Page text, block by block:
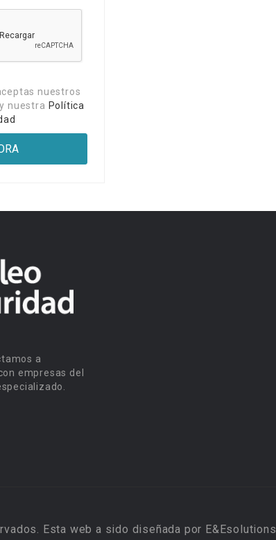
Recargar
nuestros
y nuestra Política
a
empresas del
Esta web a sido diseñada por E&Esolutions